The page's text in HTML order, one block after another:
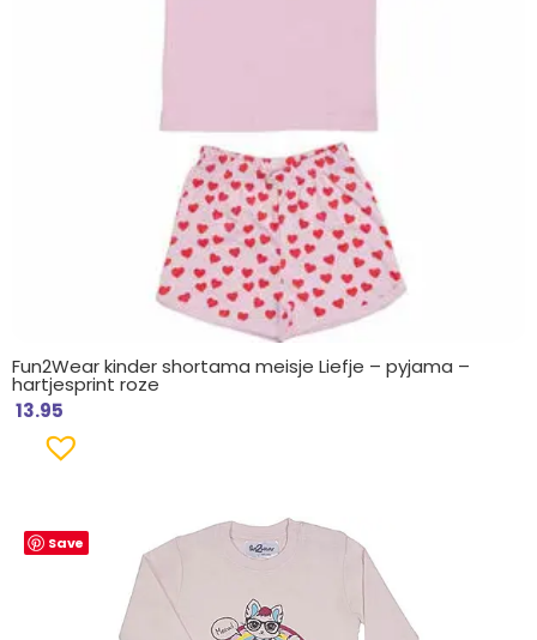
Fun2Wear kinder shortama meisje Liefje – pyjama –
hartjesprint roze
13.95
Save